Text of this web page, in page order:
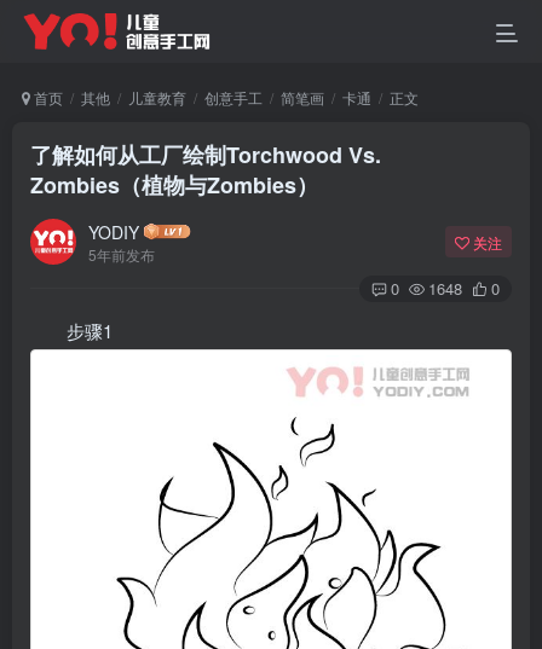
首页 其他 儿童教育 创意手工 简笔画 卡通 正文
了解如何从工厂绘制Torchwood Vs.
Zombies（植物与Zombies）
YODIY
5年前发布
关注
0 1648 0
步骤1